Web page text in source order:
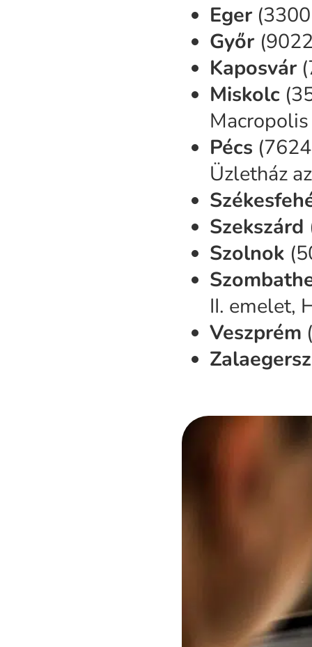
Eger(3300
Győr
Kaposvár
Miskolc
Pécs
Üzletház
Szekszárd
Szolnok
II. emelet,
Veszprém